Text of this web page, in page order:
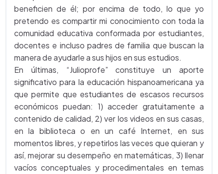
beneficien de él; por encima de todo, lo que yo
pretendo es compartir mi conocimiento con toda la
comunidad educativa conformada por estudiantes,
docentes e incluso padres de familia que buscan la
manera de ayudarle a sus hijos en sus estudios.
En últimas, “Julioprofe” constituye un aporte
significativo para la educación hispanoamericana ya
que permite que estudiantes de escasos recursos
económicos puedan: 1) acceder gratuitamente a
contenido de calidad, 2) ver los videos en sus casas,
en la biblioteca o en un café Internet, en sus
momentos libres, y repetirlos las veces que quieran y
así, mejorar su desempeño en matemáticas, 3) llenar
vacíos conceptuales y procedimentales en temas